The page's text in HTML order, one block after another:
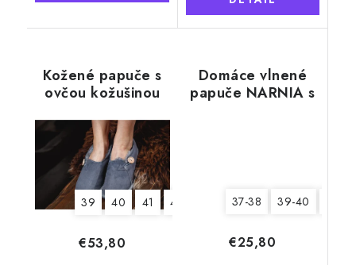
Kožené papuče s
ovčou kožušinou
39 40 41 42 44 45 46
€53,80
Domáce vlnené
papuče NARNIA s
37-38 39-40
€25,80